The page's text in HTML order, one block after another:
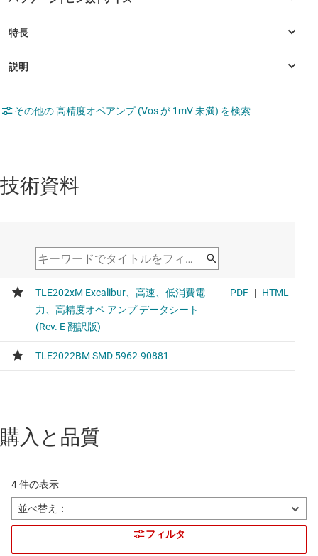
その他の 高精度オペアンプ (Vos が 1mV 未満) を検索
技術資料
購入と品質